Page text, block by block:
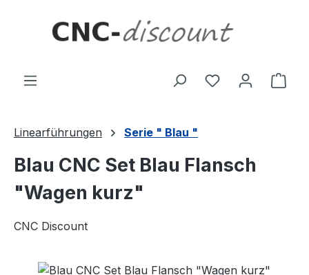
Linearführungen Serie " Blau "
Blau CNC Set Blau Flansch
"Wagen kurz"
CNC Discount
Bildergalerie überspringen